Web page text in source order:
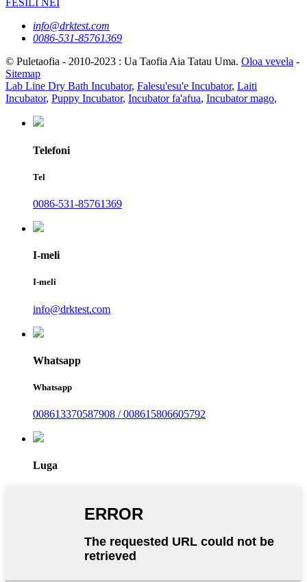
FESILI NEI
info@drktest.com
0086-531-85761369
© Puletaofia - 2010-2023 : Ua Taofia Aia Tatau Uma. Oloa vevela -
Sitemap
Lab Line Dry Bath Incubator, Falesu'esu'e Incubator, Laiti
Incubator, Puppy Incubator, Incubator fa'afua, Incubator mago,
Telefoni
Tel
0086-531-85761369
I-meli
I-meli
info@drktest.com
Whatsapp
Whatsapp
008613370587908 / 008615806605792
Luga